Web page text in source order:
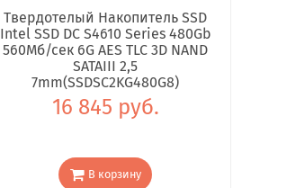
Твердотелый Накопитель SSD
Intel SSD DC S4610 Series 480Gb
560Мб/сек 6G AES TLC 3D NAND
SATAIII 2,5
7mm(SSDSC2KG480G8)
16 845 руб.
В корзину